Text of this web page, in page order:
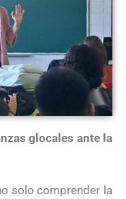
glocales ante la
solo comprender la